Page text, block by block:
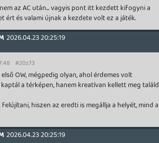
az AC után... vagyis pont itt kezdett kifogyni a
ért és valami újnak a kezdete volt ez a játék.
2026.04.23 20:25:19
#20z73
OW, mégpedig olyan, ahol érdemes volt
a térképen, hanem kreatívan kellett meg találd
hiszen az eredti is megállja a helyét, mind a
2026.04.23 20:25:19